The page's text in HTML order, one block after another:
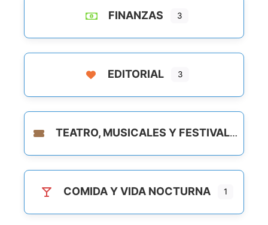
FINANZAS 3
EDITORIAL 3
TEATRO, MUSICALES Y FESTIVALES
COMIDA Y VIDA NOCTURNA 1